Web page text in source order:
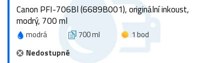
Canon PFI-706Bl (6689B001), originální inkoust,
modrý, 700 ml
modrá 700 ml
1 bod
Nedostupné